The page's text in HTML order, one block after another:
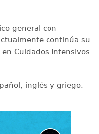
general con
continúa su
Cuidados Intensivos
inglés y griego.